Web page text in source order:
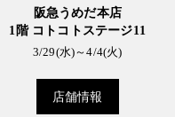
阪急うめだ本店
1階 コトコトステージ11
3/29(水)～4/4(火)
店舗情報